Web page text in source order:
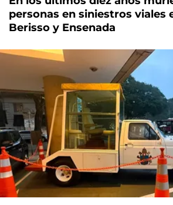
personas en siniestros viales
Berisso y Ensenada